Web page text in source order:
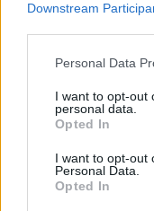
Downstream
Personal Data
I want to opt-out
personal data.
Opted In
I want to opt-out
Personal Data.
Opted In
SHOWBIZ
Αθηνά
Μπόρα Μπόρα
Σίσσυ Χρηστίδου:
δακρύων στα